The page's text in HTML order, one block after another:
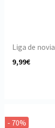
Liga de
9,99€
- 70%